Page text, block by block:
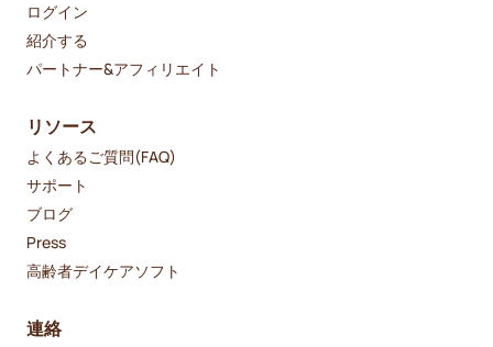
ログイン
紹介する
パートナー&アフィリエイト
リソース
よくあるご質問(FAQ)
サポート
ブログ
Press
高齢者デイケアソフト
連絡